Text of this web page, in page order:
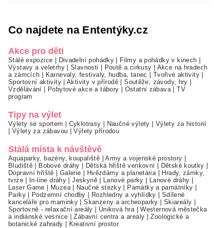
Co najdete na Ententýky.cz
Akce pro děti
Stálé expozice Divadelní pohádky Filmy a pohádky v kinech
Výstavy a veletrhy|Slavnosti Poutě a cirkusy
Akce na hradech
a zámcích
Karnevaly, festivaly, hudba, tanec Tvořivé aktivity
Sportovní aktivity|Aktivity v přírodě |Soutěže, závody, hry
Vzdělávání
Pobytové akce a tábory Ostatní zábava |TV
program
Tipy na výlet
Výlety se sportem Cyklotrasy Naučné výlety
Výlety za historií
Výlety za zábavou |Výlety přírodou
Stálá místa k návštěvě
Aquaparky, bazény, koupaliště |Army a vojenské prostory
Bludiště
Bobové dráhy Dětská hřiště venkovní Dětské koutky
Dopravní hřiště
Galerie Hvězdárny a planetária
Hrady, zámky,
tvrze| In-line dráhy |Jeskyně| Lanové parky Lanové dráhy
Laser Game
Muzea| Naučné stezky Památky a památníky
Parky| Podzemní chodby Rozhledny a vyhlídky
Sdílené
kanceláře pro maminky |Skanzeny a archeoparky Skiareály
Sportovně - relaxační areály
Úniková hra |Westernová městečka
a indiánské vesnice |Zábavní centra a areály |Zoologické a
botanické zahrady
Kreativní prostor